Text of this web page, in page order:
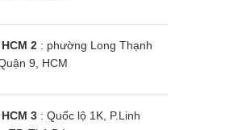
2: phường Long Thạnh
9, HCM
3: Quốc lộ 1K, P.Linh